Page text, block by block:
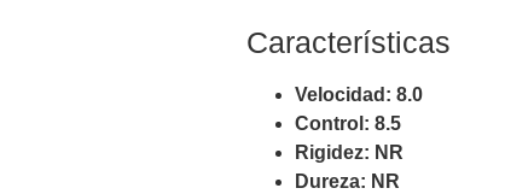
Características
Velocidad: 8.0
Control: 8.5
Rigidez: NR
Dureza: NR